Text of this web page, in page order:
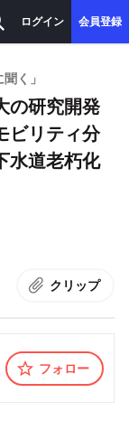
ログイン 会員登録
く」
の研究開発
ビリティ分
水道老朽化
クリップ
フォロー